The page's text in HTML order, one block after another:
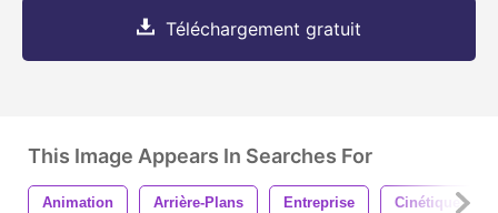
Téléchargement gratuit
This Image Appears In Searches For
Animation Arrière-Plans Entreprise Cinétique